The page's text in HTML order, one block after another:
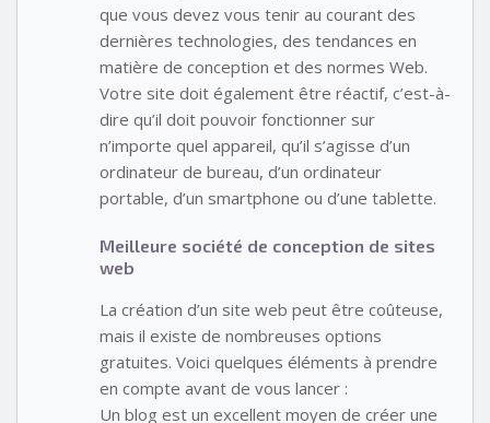
que vous devez vous tenir au courant des
dernières technologies, des tendances en
matière de conception et des normes Web.
Votre site doit également être réactif, c’est-à-
dire qu’il doit pouvoir fonctionner sur
n’importe quel appareil, qu’il s’agisse d’un
ordinateur de bureau, d’un ordinateur
portable, d’un smartphone ou d’une tablette.
Meilleure société de conception de sites
web
La création d’un site web peut être coûteuse,
mais il existe de nombreuses options
gratuites. Voici quelques éléments à prendre
en compte avant de vous lancer :
Un blog est un excellent moyen de créer une